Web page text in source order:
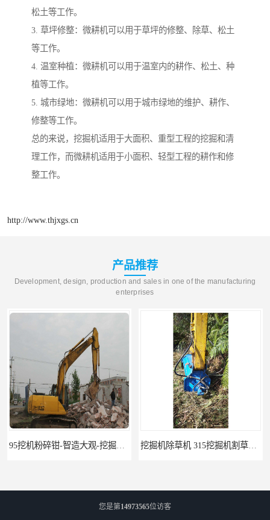
松土等工作。
3. 草坪修整：微耕机可以用于草坪的修整、除草、松土
等工作。
4. 温室种植：微耕机可以用于温室内的耕作、松土、种
植等工作。
5. 城市绿地：微耕机可以用于城市绿地的维护、耕作、
修整等工作。
总的来说，挖掘机适用于大面积、重型工程的挖掘和清
理工作，而微耕机适用于小面积、轻型工程的耕作和修
整工作。
http://www.thjxgs.cn
产品推荐
Development, design, production and sales in one of the manufacturing
enterprises
您是第14973565位访客